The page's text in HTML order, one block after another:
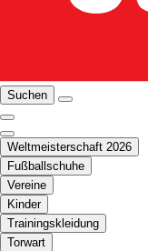
Suchen
Weltmeisterschaft 2026
Fußballschuhe
Vereine
Kinder
Trainingskleidung
Torwart